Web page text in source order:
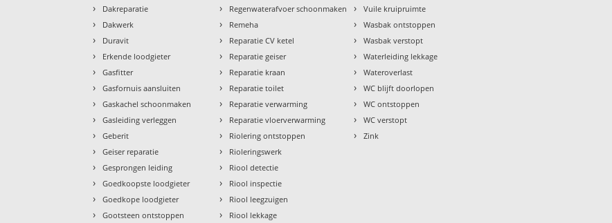
› Dakreparatie
› Dakwerk
› Duravit
› Erkende loodgieter
› Gasfitter
› Gasfornuis aansluiten
› Gaskachel schoonmaken
› Gasleiding verleggen
› Geberit
› Geiser reparatie
› Gesprongen leiding
› Goedkoopste loodgieter
› Goedkope loodgieter
› Gootsteen ontstoppen
› Regenwaterafvoer schoonmaken
› Remeha
› Reparatie CV ketel
› Reparatie geiser
› Reparatie kraan
› Reparatie toilet
› Reparatie verwarming
› Reparatie vloerverwarming
› Riolering ontstoppen
› Rioleringswerk
› Riool detectie
› Riool inspectie
› Riool leegzuigen
› Riool lekkage
› Vuile kruipruimte
› Wasbak ontstoppen
› Wasbak verstopt
› Waterleiding lekkage
› Wateroverlast
› WC blijft doorlopen
› WC ontstoppen
› WC verstopt
› Zink